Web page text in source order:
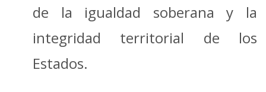
de la igualdad soberana y la
integridad territorial de los
Estados.